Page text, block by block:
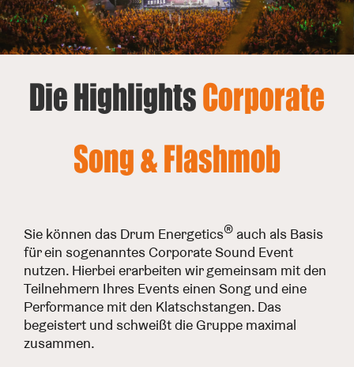
Die HighlightsCorporate
Song & Flashmob
Sie können das Drum Energetics® auch als Basis
für ein sogenanntes Corporate Sound Event
nutzen. Hierbei erarbeiten wir gemeinsam mit den
Teilnehmern Ihres Events einen Song und eine
Performance mit den Klatschstangen. Das
begeistert und schweißt die Gruppe maximal
zusammen.